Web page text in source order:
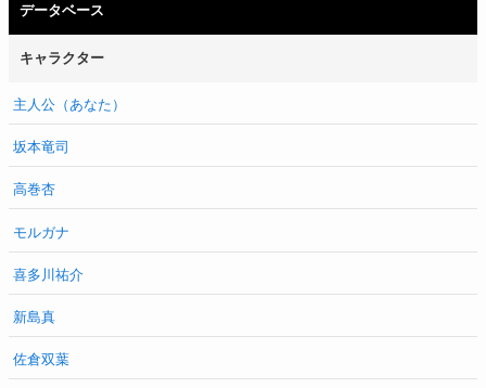
データベース
キャラクター
主人公（あなた）
坂本竜司
高巻杏
モルガナ
喜多川祐介
新島真
佐倉双葉